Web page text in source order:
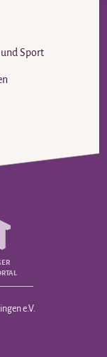
Sport
e.V.